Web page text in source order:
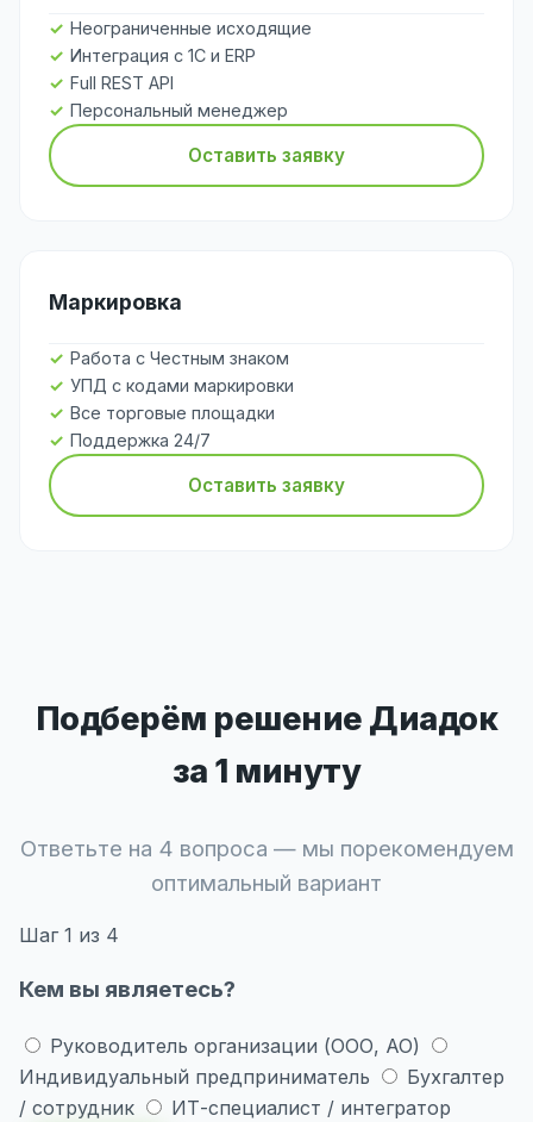
Неограниченные исходящие
Интеграция с 1С и ERP
Full REST API
Персональный менеджер
Оставить заявку
Маркировка
Работа с Честным знаком
УПД с кодами маркировки
Все торговые площадки
Поддержка 24/7
Оставить заявку
Подберём решение Диадок
за 1 минуту
Ответьте на 4 вопроса — мы порекомендуем
оптимальный вариант
Шаг 1 из 4
Кем вы являетесь?
Руководитель организации (ООО, АО)
Индивидуальный предприниматель
Бухгалтер
/ сотрудник
ИТ-специалист / интегратор